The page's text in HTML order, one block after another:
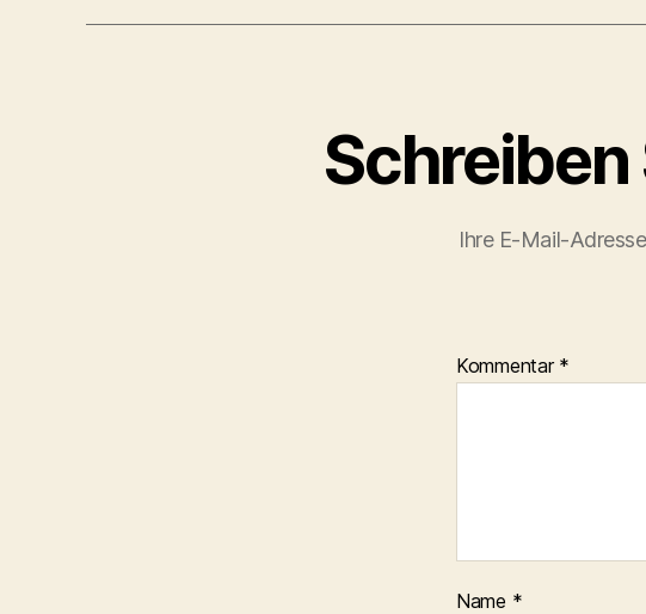
Schreiben
Ihre E-Mail-
Kommentar *
Name *